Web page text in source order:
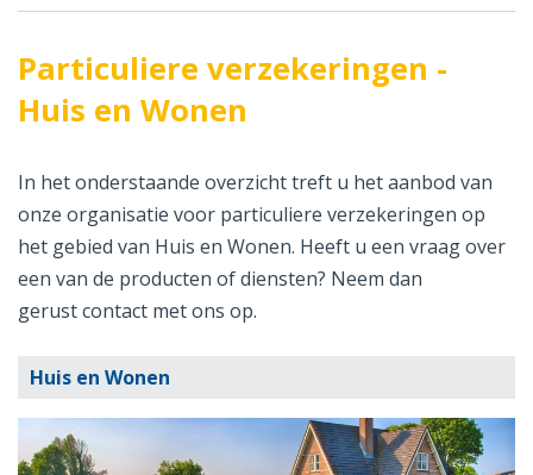
Particuliere verzekeringen -
Huis en Wonen
In het onderstaande overzicht treft u het aanbod van
onze organisatie voor particuliere verzekeringen op
het gebied van Huis en Wonen. Heeft u een vraag over
een van de producten of diensten? Neem dan
gerust contact met ons op.
Huis en Wonen